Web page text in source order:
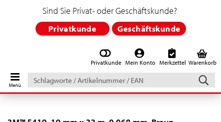
Privatkunde Mein Konto Merkzettel Warenkorb
Schlagworte
/
Artikelnummer
EAN
Sind Sie Privat- oder Geschäftskunde?
Privatkunde Geschäftskunde